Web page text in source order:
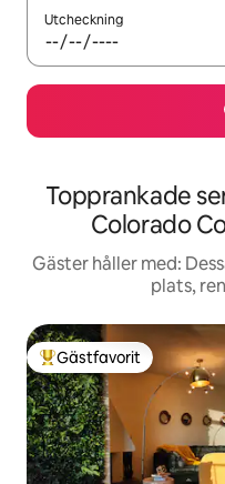
Utcheckning
Topprankade
Colorado
Gäster håller med:
plats,
Populär gästfavorit
Gästfavorit